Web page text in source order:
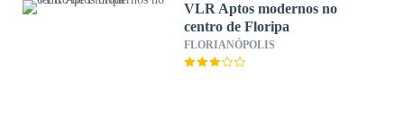
VLR Aptos modernos no
centro de Floripa
FLORIANÓPOLIS